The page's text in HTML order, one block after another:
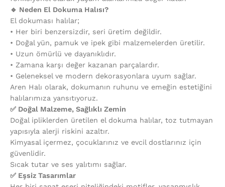
🔹 Neden El Dokuma Halısı?
El dokuması halılar;
•⁠ ⁠Her biri benzersizdir, seri üretim değildir.
•⁠ ⁠Doğal yün, pamuk ve ipek gibi malzemelerden üretilir.
•⁠ ⁠Uzun ömürlü ve dayanıklıdır.
•⁠ ⁠Zamana karşı değer kazanan parçalardır.
•⁠ ⁠Geleneksel ve modern dekorasyonlara uyum sağlar.
Aren Halı olarak, dokumanın ruhunu ve emeğin estetiğini
halılarımıza yansıtıyoruz.
✅ Doğal Malzeme, Sağlıklı Zemin
Doğal ipliklerden üretilen el dokuma halılar, toz tutmayan
yapısıyla alerji riskini azaltır.
Kimyasal içermez, çocuklarınız ve evcil dostlarınız için
güvenlidir.
Sıcak tutar ve ses yalıtımı sağlar.
✅ Eşsiz Tasarımlar